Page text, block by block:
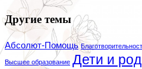
Другие темы
Абсолют-Помощь
Высшее образование Дети и